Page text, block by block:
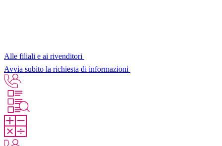
Alle filiali e ai rivenditori
Avvia subito la richiesta di informazioni